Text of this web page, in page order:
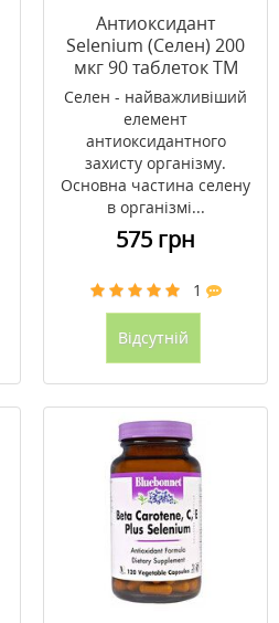
Антиоксидант
Selenium (Селен) 200
мкг 90 таблеток ТМ
Кантрі Лайф / Country
Life
Селен - найважливіший
елемент
антиоксидантного
захисту організму.
Основна частина селену
в організмі...
575 грн
1
Відсутній